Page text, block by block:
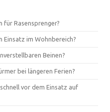
für Rasensprenger?
Einsatz im Wohnbereich?
Beinen?
bei längeren Ferien?
vor dem Einsatz auf